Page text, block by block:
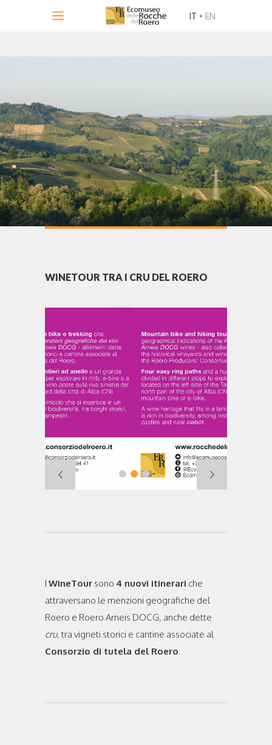
IT • EN
WINETOUR TRA I CRU DEL ROERO
I WineTour sono 4 nuovi itinerari che
attraversano le menzioni geografiche del
Roero e Roero Arneis DOCG, anche dette
cru, tra vigneti storici e cantine associate al
Consorzio di tutela del Roero.